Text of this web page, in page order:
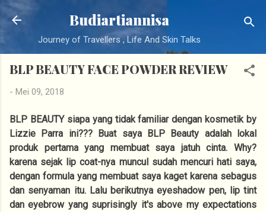
Langsung ke konten utama
Budiartiannisa
Journey of Travellers , Life And Skin Talks
BLP BEAUTY FACE POWDER REVIEW
- Mei 09, 2018
BLP BEAUTY siapa yang tidak familiar dengan kosmetik by
Lizzie Parra ini??? Buat saya BLP Beauty adalah lokal
produk pertama yang membuat saya jatuh cinta. Why?
karena sejak lip coat-nya muncul sudah mencuri hati saya,
dengan formula yang membuat saya kaget karena sebagus
dan senyaman itu. Lalu berikutnya eyeshadow pen, lip tint
dan eyebrow yang suprisingly it's above my expectations